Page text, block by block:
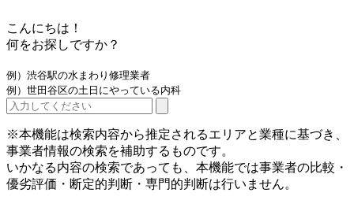
こんにちは！
何をお探しですか？
例）渋谷駅の水まわり修理業者
例）世田谷区の土日にやっている内科
※本機能は検索内容から推定されるエリアと業種に基づき、
事業者情報の検索を補助するものです。
いかなる内容の検索であっても、本機能では事業者の比較・
優劣評価・断定的判断・専門的判断は行いません。